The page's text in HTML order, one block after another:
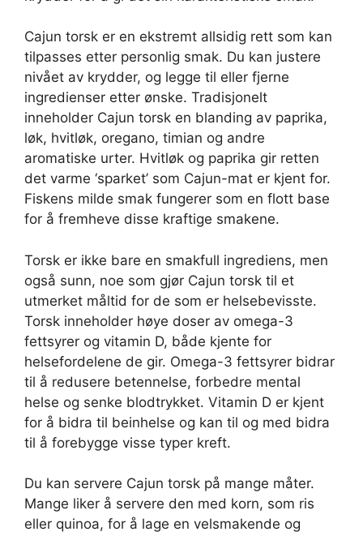
Cajun torsk er en ekstremt allsidig rett som kan
tilpasses etter personlig smak. Du kan justere
nivået av krydder, og legge til eller fjerne
ingredienser etter ønske. Tradisjonelt
inneholder Cajun torsk en blanding av paprika,
løk, hvitløk, oregano, timian og andre
aromatiske urter. Hvitløk og paprika gir retten
det varme ‘sparket’ som Cajun-mat er kjent for.
Fiskens milde smak fungerer som en flott base
for å fremheve disse kraftige smakene.
Torsk er ikke bare en smakfull ingrediens, men
også sunn, noe som gjør Cajun torsk til et
utmerket måltid for de som er helsebevisste.
Torsk inneholder høye doser av omega-3
fettsyrer og vitamin D, både kjente for
helsefordelene de gir. Omega-3 fettsyrer bidrar
til å redusere betennelse, forbedre mental
helse og senke blodtrykket. Vitamin D er kjent
for å bidra til beinhelse og kan til og med bidra
til å forebygge visse typer kreft.
Du kan servere Cajun torsk på mange måter.
Mange liker å servere den med korn, som ris
eller quinoa, for å lage en velsmakende og